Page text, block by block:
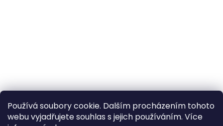
Používá soubory cookie. Dalším procházením tohoto
webu vyjadřujete souhlas s jejich používáním. Více